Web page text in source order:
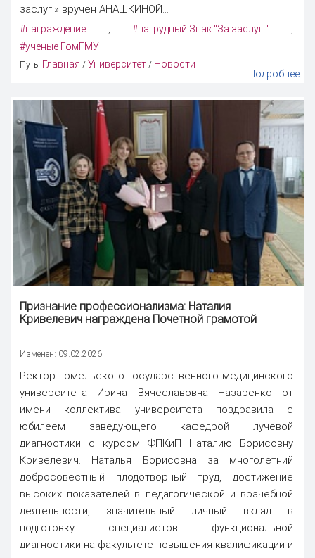
заслугi» вручен АНАШКИНОЙ...
#награждение ,#нагрудный Знак "За заслугi" ,
#ученые ГомГМУ
Путь: Главная / Университет / Новости
Подробнее
Признание профессионализма: Наталия
Кривелевич награждена Почетной грамотой
Изменен: 09.02.2026
Ректор Гомельского государственного медицинского
университета Ирина Вячеславовна Назаренко от
имени коллектива университета поздравила с
юбилеем заведующего кафедрой лучевой
диагностики с курсом ФПКиП Наталию Борисовну
Кривелевич. Наталья Борисовна за многолетний
добросовестный плодотворный труд, достижение
высоких показателей в педагогической и врачебной
деятельности, значительный личный вклад в
подготовку специалистов функциональной
диагностики на факультете повышения квалификации и